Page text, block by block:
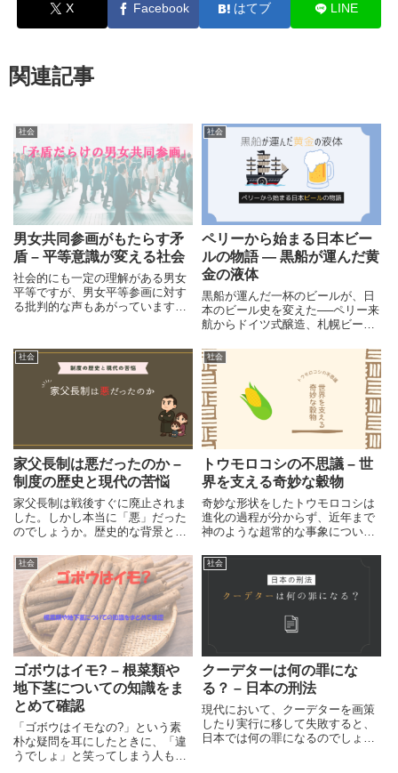
X Facebook はてブ LINE
関連記事
社会
男女共同参画がもたらす矛
盾 – 平等意識が変える社会
社会的にも一定の理解がある男女
平等ですが、男女平等参画に対す
る批判的な声もあがっています。
と社会的な変化をまとめながら、
今後の社会の在り方について考え
ます。
社会
ペリーから始まる日本ビー
ルの物語 ― 黒船が運んだ黄
金の液体
黒船が運んだ一杯のビールが、日
本のビール史を変えた──ペリー来
航からドイツ式醸造、札幌ビール
社会
家父長制は悪だったのか –
制度の歴史と現代の苦悩
家父長制は戦後すぐに廃止されま
した。しかし本当に「悪」だった
のでしょうか。歴史的な背景と、
る人々の声を手がかりに考えま
す。
社会
トウモロコシの不思議 – 世
界を支える奇妙な穀物
奇妙な形状をしたトウモロコシは
進化の過程が分からず、近年まで
神のような超常的な事象について
現代では世界で最も生産されてい
る穀物となり、人間社会を支えて
います。今回はそんな謎の主食穀
物トウモロコシについてまとめて
社会
ゴボウはイモ? – 根菜類や
地下茎についての知識をま
とめて確認
「ゴボウはイモなの?」という素
朴な疑問を耳にしたときに、「違
うでしょ」と笑ってしまう人もい
社会
クーデターは何の罪にな
る？ – 日本の刑法
現代において、クーデターを画策
したり実行に移して失敗すると、
日本では何の罪になるのでしょう